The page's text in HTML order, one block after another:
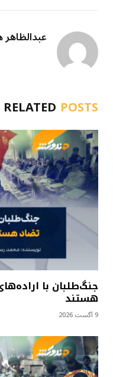
RELATED POSTS
جنگ‌طلبان با
هستند
9 آگست 2026